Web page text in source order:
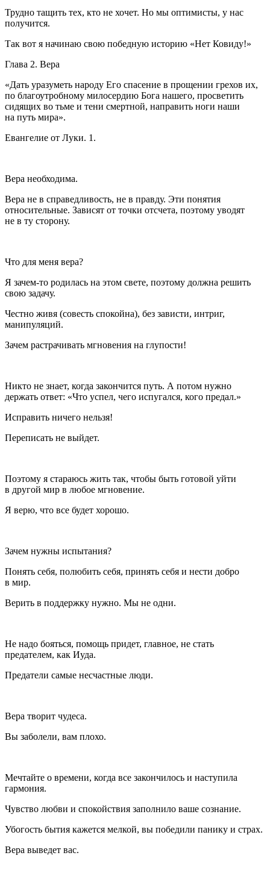
Трудно тащить тех, кто не хочет. Но мы оптимисты, у нас
получится.
Так вот я начинаю свою победную историю «Нет Ковиду!»
Глава 2. Вера
«Дать уразуметь народу Его спасение в прощении грехов их,
по благоутробному милосердию Бога нашего, просветить
сидящих во тьме и тени смертной, направить ноги наши
на путь мира».
Евангелие от Луки. 1.
Вера необходима.
Вера не в справедливость, не в правду. Эти понятия
относительные. Зависят от точки отсчета, поэтому уводят
не в ту сторону.
Что для меня вера?
Я зачем-то родилась на этом свете, поэтому должна решить
свою задачу.
Честно живя (совесть спокойна), без зависти, интриг,
манипуляций.
Зачем растрачивать мгновения на глупости!
Никто не знает, когда закончится путь. А потом нужно
держать ответ: «Что успел, чего испугался, кого предал.»
Исправить ничего нельзя!
Переписать не выйдет.
Поэтому я стараюсь жить так, чтобы быть готовой уйти
в другой мир в любое мгновение.
Я верю, что все будет хорошо.
Зачем нужны испытания?
Понять себя, полюбить себя, принять себя и нести добро
в мир.
Верить в поддержку нужно. Мы не одни.
Не надо бояться, помощь придет, главное, не стать
предателем, как Иуда.
Предатели самые несчастные люди.
Вера творит чудеса.
Вы заболели, вам плохо.
Мечтайте о времени, когда все закончилось и наступила
гармония.
Чувство любви и спокойствия заполнило ваше сознание.
Убогость бытия кажется мелкой, вы победили панику и страх.
Вера выведет вас.